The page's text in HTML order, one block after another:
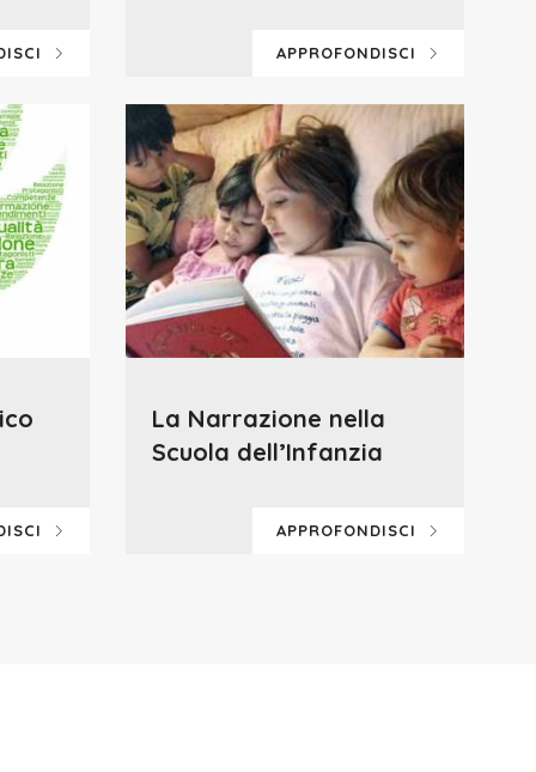
APPROFONDISCI
La Narrazione nella
Scuola dell’Infanzia
APPROFONDISCI